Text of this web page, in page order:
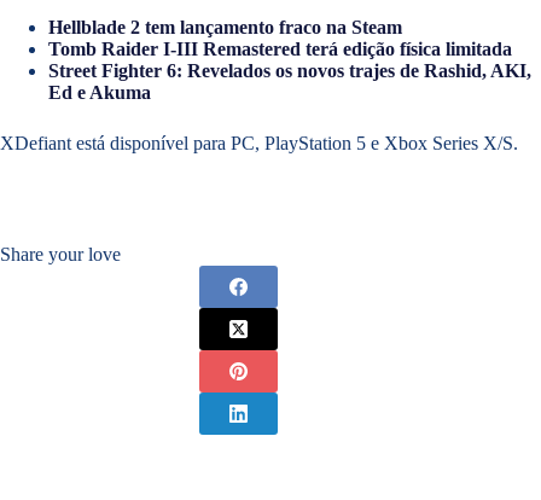
Hellblade 2 tem lançamento fraco na Steam
Tomb Raider I-III Remastered terá edição física limitada
Street Fighter 6: Revelados os novos trajes de Rashid, AKI,
Ed e Akuma
XDefiant está disponível para PC, PlayStation 5 e Xbox Series X/S.
Share your love